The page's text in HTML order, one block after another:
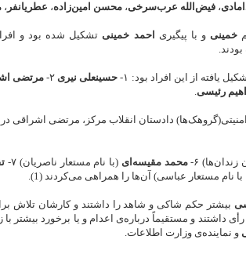
، فیض‌الله عرب‌سرخی، محسن امین‌زاده، عطریانفر ،
خمینیو با پیگیری احمد‌ خمینیتشکیل شده بود و
یافته از این افراد بود: ۱- حسینعلی نیری ۲- مرتضی
رئیسی.
دادستان انقلاب مرکز، مرتضی اشراقی
۶- محمد مقیسه‌ای (با نام مستعار ناصریان) ۷-
با نام مستعار عباسی) آن‌ها را همراهی می‌کردند (1).
بیشتر حکم شاکی و شاهد را داشتند و کارشان تلاش
داشتند و مستقیماً درباره‌ی اعدام و یا برخورد بیشتر با
و نماینده‌ی وزارت اطلاعات.